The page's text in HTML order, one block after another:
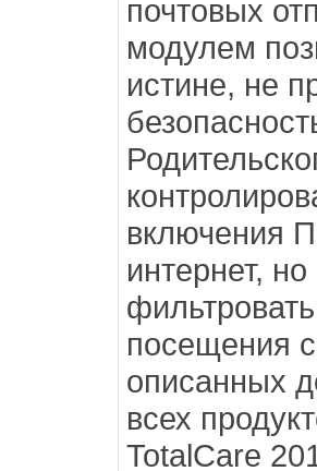
почтовых
модулем
истине, не
включения
интернет,
посещения
описанных
всех
TotalCare